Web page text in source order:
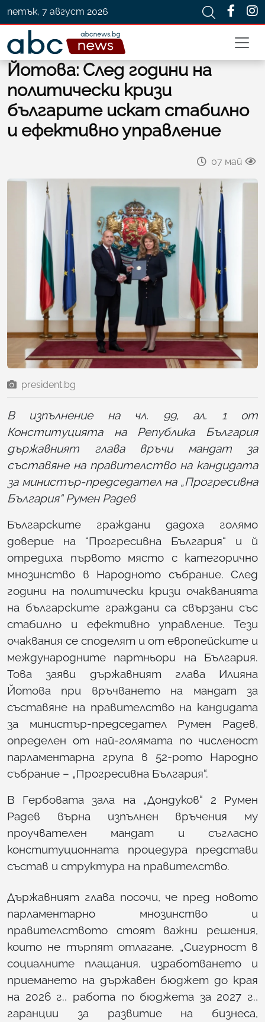
петък, 7 август 2026
Йотова: След години на
политически кризи
българите искат стабилно
и ефективно управление
07 май
president.bg
В изпълнение на чл. 99, ал. 1 от
Конституцията на Република България
държавният глава връчи мандат за
съставяне на правителство на кандидата
за министър-председател на „Прогресивна
България“ Румен Радев
Българските граждани дадоха голямо
доверие на “Прогресивна България“ и й
отредиха първото място с категорично
мнозинство в Народното събрание. След
години на политически кризи очакванията
на българските граждани са свързани със
стабилно и ефективно управление. Тези
очаквания се споделят и от европейските и
международните партньори на България.
Това заяви държавният глава Илияна
Йотова при връчването на мандат за
съставяне на правителство на кандидата
за министър-председател Румен Радев,
определен от най-голямата по численост
парламентарна група в 52-рото Народно
събрание – „Прогресивна България“.
В Гербовата зала на „Дондуков“ 2 Румен
Радев върна изпълнен връчения му
проучвателен мандат и съгласно
конституционната процедура представи
състав и структура на правителство.
Държавният глава посочи, че пред новото
парламентарно мнозинство и
правителството стоят важни решения,
които не търпят отлагане. „Сигурност в
социалните плащания, изработването и
приемането на държавен бюджет до края
на 2026 г., работа по бюджета за 2027 г.,
гаранции за развитие на бизнеса,